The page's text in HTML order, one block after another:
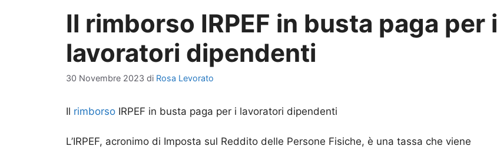
Il rimborso IRPEF in busta paga per i
lavoratori dipendenti
30 Novembre 2023 di Rosa Levorato
Il rimborso IRPEF in busta paga per i lavoratori dipendenti
L’IRPEF, acronimo di Imposta sul Reddito delle Persone Fisiche, è una tassa che viene